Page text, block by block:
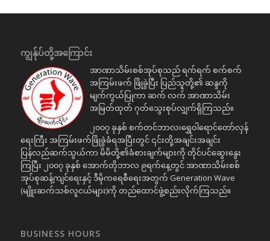
ကျွန်ုပ်တို့အကြောင်း
အာဏာသိမ်းစစ်အုပ်စုသည် ရက်ရက် စက်စက်
အကြမ်းဖက် ဖြိုခွဲပြီး ပြည်သူတို့၏ ဆန္ဒကို
မျက်ကွယ်ပြုကာ ဆက် လက် အာဏာသိမ်း
အမြတ်ထုတ် ဂုတ်သွေးစုပ်လျှက်ရှိကြသည်။
၂၀၀၇ ခုနှစ် စက်တင်ဘာလ၊ရွှေဝါရောင်တော်လှန်
ရေးကြီး အကြမ်းဖက်ဖြိုခွဲခံရအပြီးတွင် ၎င်းတို့အချင်းအချင်း
ပြန်လည်ဆက်သွယ်ကာ မိမိတို့၏ခံစားချက်များကို တိုင်ပင်ဆွေးနွေး
ကြပြီး ၂၀၀၇ ခုနှစ် အောက်တိုဘာလ ၉ရက်နေ့တွင် အာဏာသိမ်းစစ်
အုပ်စုဆန့်ကျင်ရေးနှင့် ဒီမိုကရေစီရေးအတွက် Generation Wave
(မျိူးဆက်သစ်လူငယ်များ)ကို တည်ထောင်ဖွဲ့စည်းလိုက်ကြသည်။
BUSINESS HOURS